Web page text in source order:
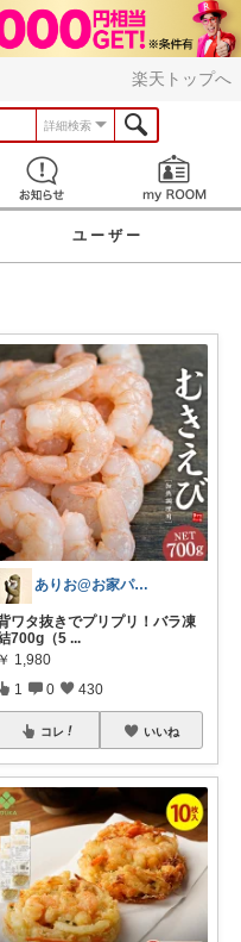
楽天トップへ
詳細検索
ける お知らせ
ユーザー
ありお@お家パスタ x 楽天ROOM
ワタ抜きでプリプリ！バラ凍
700g（5 ...
￥ 1,980
1 0 430
コレ いいね